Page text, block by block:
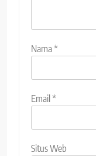
Nama*
Email*
Situs Web